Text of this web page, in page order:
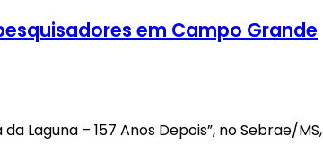
em Campo Grande
Laguna – 157 Anos Depois”, no Sebrae/MS,